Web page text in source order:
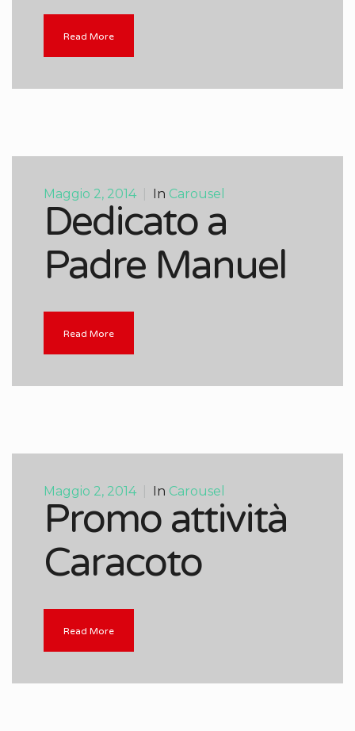
Read More
Maggio 2, 2014 In Carousel
Dedicato a
Padre Manuel
Read More
Maggio 2, 2014 In Carousel
Promo attività
Caracoto
Read More